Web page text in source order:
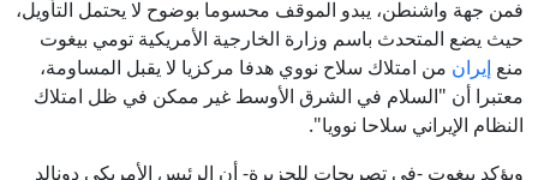
فمن جهة واشنطن، يبدو الموقف محسوما بوضوح لا يحتمل التأويل،
حيث يضع المتحدث باسم وزارة الخارجية الأمريكية تومي بيغوت
منع إيران من امتلاك سلاح نووي هدفا مركزيا لا يقبل المساومة،
معتبرا أن "السلام في الشرق الأوسط غير ممكن في ظل امتلاك
النظام الإيراني سلاحا نوويا".
ويؤكد بيغوت -في تصريحات للجزيرة- أن الرئيس الأمريكي دونالد